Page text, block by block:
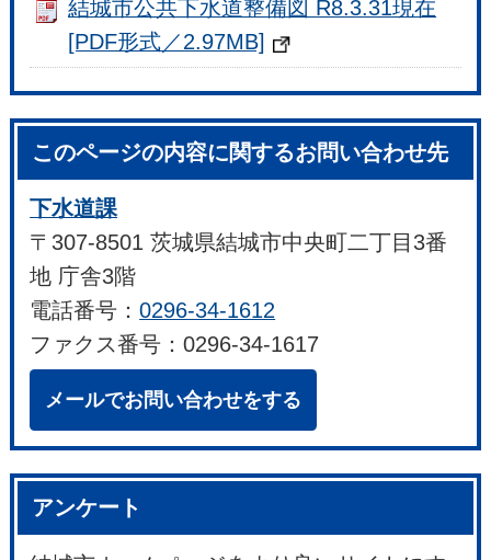
結城市公共下水道整備図 R8.3.31現在
[PDF形式／2.97MB]
このページの内容に関するお問い合わせ先
下水道課
〒307-8501 茨城県結城市中央町二丁目3番
地 庁舎3階
電話番号：0296-34-1612
ファクス番号：0296-34-1617
メールでお問い合わせをする
アンケート